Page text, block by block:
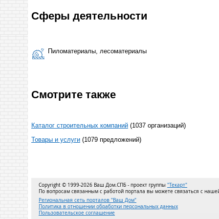
Сферы деятельности
Пиломатериалы, лесоматериалы
Смотрите также
Каталог строительных компаний (1037 организаций)
Товары и услуги (1079 предложений)
Copyright © 1999-2026 Ваш Дом.СПБ - проект группы "Текарт"
По вопросам связанным с работой портала вы можете связаться с
Региональная сеть порталов "Ваш Дом"
Политика в отношении обработки персональных данных
Пользовательское соглашение